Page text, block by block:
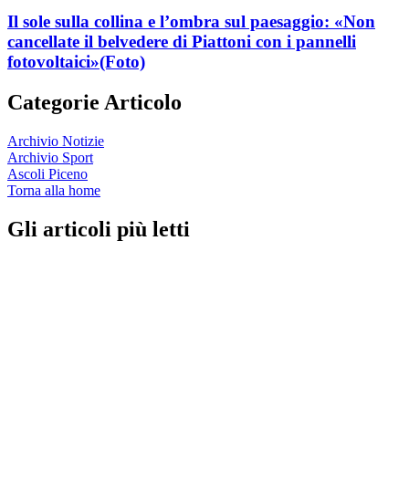
Il sole sulla collina e l’ombra sul paesaggio: «Non
cancellate il belvedere di Piattoni con i pannelli
fotovoltaici»(Foto)
Categorie Articolo
Archivio Notizie
Archivio Sport
Ascoli Piceno
Torna alla home
Gli articoli più letti